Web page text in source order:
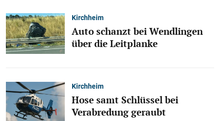
Kirchheim
Auto schanzt bei Wendlingen
über die Leitplanke
Kirchheim
Hose samt Schlüssel bei
Verabredung geraubt